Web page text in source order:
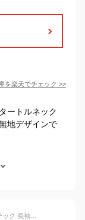
を楽天でチェック >>
ートルネック
地デザインで
ロングT インナー メンズ 防寒着 保温 ヒートテック 長袖 起毛 あったか インナーシャツ あったかインナー クルーネック インナーシャツ Tシャツ ヒートインナー タートルネック 防寒 極暖 発熱 インナー 丸首 ハイネック アンダーウェア 冬 カットソー